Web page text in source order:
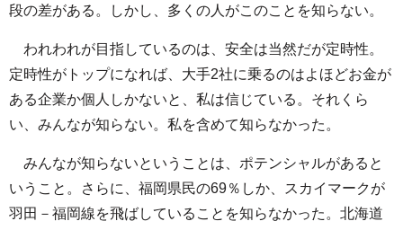
段の差がある。しかし、多くの人がこのことを知らない。
われわれが目指しているのは、安全は当然だが定時性。
定時性がトップになれば、大手2社に乗るのはよほどお金が
ある企業か個人しかないと、私は信じている。それくら
い、みんなが知らない。私を含めて知らなかった。
みんなが知らないということは、ポテンシャルがあると
いうこと。さらに、福岡県民の69％しか、スカイマークが
羽田－福岡線を飛ばしていることを知らなかった。北海道